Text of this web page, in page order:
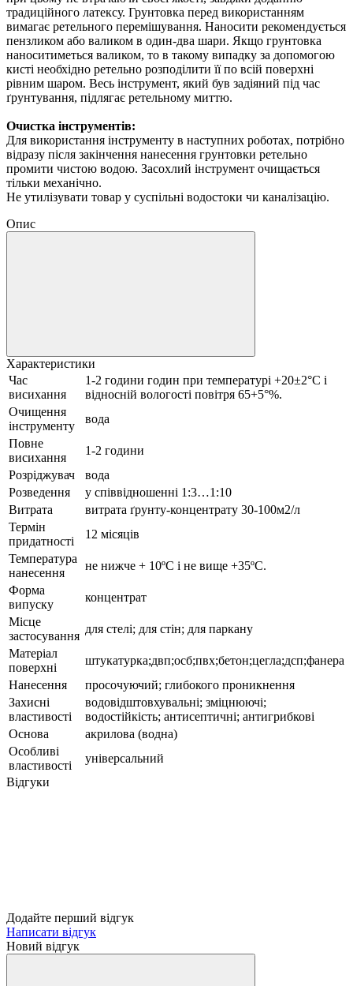
традиційного латексу. Грунтовка перед використанням
вимагає ретельного перемішування. Наносити рекомендується
пензликом або валиком в один-два шари. Якщо грунтовка
наноситиметься валиком, то в такому випадку за допомогою
кисті необхідно ретельно розподілити її по всій поверхні
рівним шаром. Весь інструмент, який був задіяний під час
ґрунтування, підлягає ретельному миттю.
Очистка інструментів:
Для використання інструменту в наступних роботах, потрібно
відразу після закінчення нанесення грунтовки ретельно
промити чистою водою. Засохлий інструмент очищається
тільки механічно.
Не утилізувати товар у суспільні водостоки чи каналізацію.
Опис
Характеристики
Час
висихання
1-2 години годин при температурі +20±2°С і
відносній вологості повітря 65+5°%.
Очищення
інструменту
вода
Повне
висихання
1-2 години
Розріджувач
вода
Розведення
у співвідношенні 1:3…1:10
Витрата
витрата ґрунту-концентрату 30-100м2/л
Термін
придатності
12 місяців
Температура
нанесення
не нижче + 10ºС і не вище +35ºС.
Форма
випуску
концентрат
Місце
застосування
для стелі; для стін; для паркану
Матеріал
поверхні
штукатурка;двп;осб;пвх;бетон;цегла;дсп;фанера
Нанесення
просочуючий; глибокого проникнення
Захисні
властивості
водовідштовхувальні; зміцнюючі;
водостійкість; антисептичні; антигрибкові
Основа
акрилова (водна)
Особливі
властивості
універсальний
Відгуки
Додайте перший відгук
Написати відгук
Новий відгук